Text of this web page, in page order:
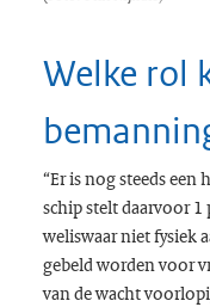
Welke rol
“Er is nog steeds
schip stelt daarvoor
weliswaar niet fysiek
gebeld worden voor
van de wacht